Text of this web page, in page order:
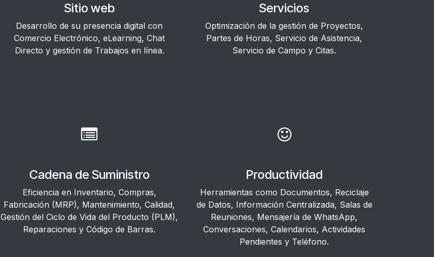
Sitio web
Desarrollo de su presencia digital con
Comercio Electrónico, eLearning, Chat
Directo y gestión de Trabajos en línea.
Servicios
Optimización de la gestión de Proyectos,
Partes de Horas, Servicio de Asistencia,
Servicio de Campo y Citas.
Cadena de Suministro
Eficiencia en Inventario, Compras,
Fabricación (MRP), Mantenimiento, Calidad,
Gestión del Ciclo de Vida del Producto (PLM),
Reparaciones y Código de Barras.
Productividad
Herramientas como Documentos, Reciclaje
de Datos, Información Centralizada, Salas de
Reuniones, Mensajería de WhatsApp,
Conversaciones, Calendarios, Actividades
Pendientes y Teléfono.